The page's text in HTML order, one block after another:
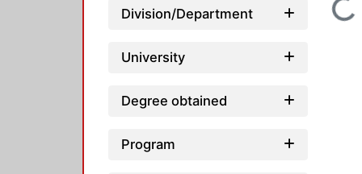
Division/Department
University
Degree obtained
Program
Loading...